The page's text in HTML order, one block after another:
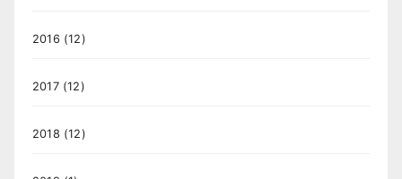
2016 (12)
2017(12)
2018 (12)